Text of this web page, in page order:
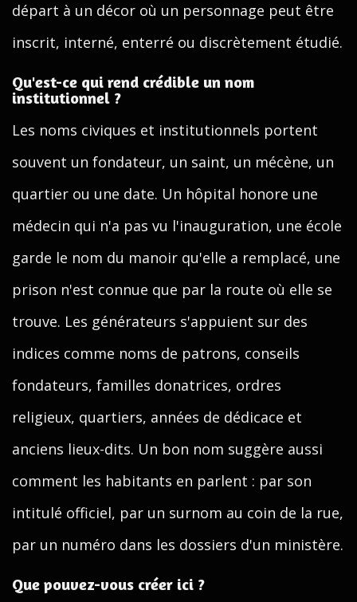
départ à un décor où un personnage peut être
inscrit, interné, enterré ou discrètement étudié.
Qu'est-ce qui rend crédible un nom
institutionnel ?
Les noms civiques et institutionnels portent
souvent un fondateur, un saint, un mécène, un
quartier ou une date. Un hôpital honore une
médecin qui n'a pas vu l'inauguration, une école
garde le nom du manoir qu'elle a remplacé, une
prison n'est connue que par la route où elle se
trouve. Les générateurs s'appuient sur des
indices comme noms de patrons, conseils
fondateurs, familles donatrices, ordres
religieux, quartiers, années de dédicace et
anciens lieux-dits. Un bon nom suggère aussi
comment les habitants en parlent : par son
intitulé officiel, par un surnom au coin de la rue,
par un numéro dans les dossiers d'un ministère.
Que pouvez-vous créer ici ?